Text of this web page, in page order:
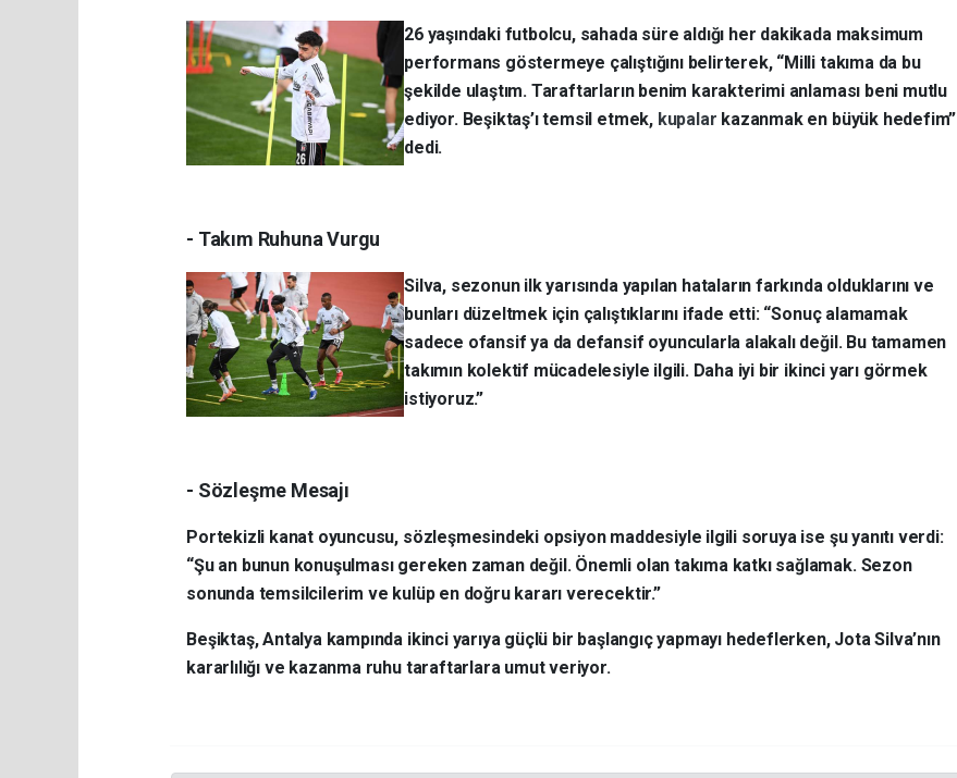
26 yaşındaki futbolcu, sahada süre aldığı her dakikada maksimum
performans göstermeye çalıştığını belirterek, “Milli takıma da bu
şekilde ulaştım. Taraftarların benim karakterimi anlaması beni mutlu
ediyor. Beşiktaş’ı temsil etmek, kupalar kazanmak en büyük hedefim”
dedi.
- Takım Ruhuna Vurgu
Silva, sezonun ilk yarısında yapılan hataların farkında olduklarını ve
bunları düzeltmek için çalıştıklarını ifade etti: “Sonuç alamamak
sadece ofansif ya da defansif oyuncularla alakalı değil. Bu tamamen
takımın kolektif mücadelesiyle ilgili. Daha iyi bir ikinci yarı görmek
istiyoruz.”
- Sözleşme Mesajı
Portekizli kanat oyuncusu, sözleşmesindeki opsiyon maddesiyle ilgili soruya ise şu yanıtı verdi:
“Şu an bunun konuşulması gereken zaman değil. Önemli olan takıma katkı sağlamak. Sezon
sonunda temsilcilerim ve kulüp en doğru kararı verecektir.”
Beşiktaş, Antalya kampında ikinci yarıya güçlü bir başlangıç yapmayı hedeflerken, Jota Silva’nın
kararlılığı ve kazanma ruhu taraftarlara umut veriyor.